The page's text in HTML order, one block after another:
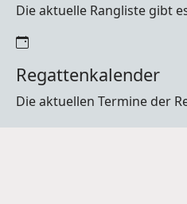
Die aktuelle Rangliste gibt
Regattenkalender
Die aktuellen Termine der